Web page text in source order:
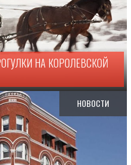
НА КОРОЛЕВСКОЙ
НОВОСТИ